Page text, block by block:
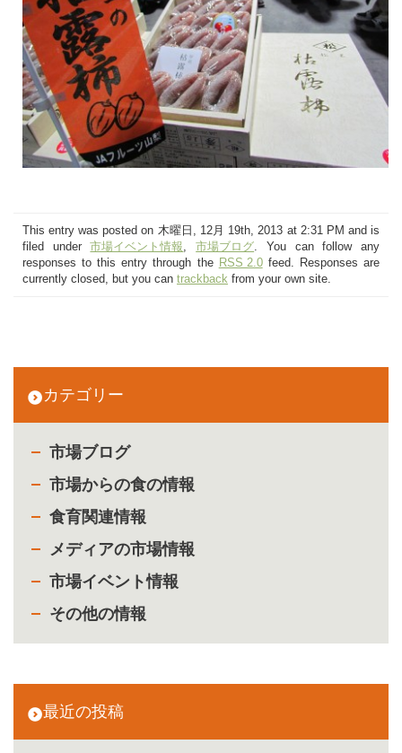
カテゴリー
市場ブログ
市場からの食の情報
食育関連情報
メディアの市場情報
市場イベント情報
その他の情報
最近の投稿
This entry was posted on 木曜日, 12月 19th, 2013 at 2:31 PM and is
filed under市場イベント情報,市場ブログ. You can follow any
responses to this entry through the RSS 2.0feed. Responses are
currently closed, but you can trackback from your own site.